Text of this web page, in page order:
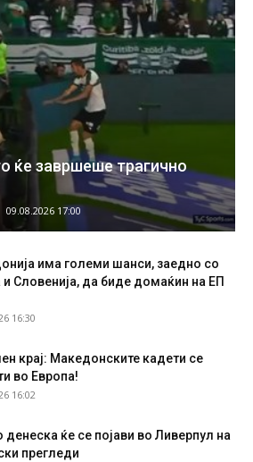
ќе завршеше трагично
09.08.2026 17:00
има големи шанси, заедно со
и Словенија, да биде домаќин на ЕП
16:30
крај: Македонските кадети се
во Европа!
16:02
денеска ќе се појави во Ливерпул на
прегледи